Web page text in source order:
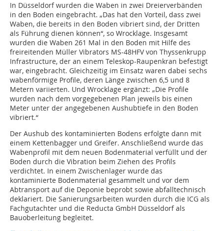
In Düsseldorf wurden die Waben in zwei Dreierverbänden
in den Boden eingebracht. „Das hat den Vorteil, dass zwei
Waben, die bereits in den Boden vibriert sind, der Dritten
als Führung dienen können“, so Wrocklage. Insgesamt
wurden die Waben 261 Mal in den Boden mit Hilfe des
freireitenden Müller Vibrators MS-48HFV von Thyssenkrupp
Infrastructure, der an einem Teleskop-Raupenkran befestigt
war, eingebracht. Gleichzeitig im Einsatz waren dabei sechs
wabenförmige Profile, deren Länge zwischen 6,5 und 8
Metern variierten. Und Wrocklage ergänzt: „Die Profile
wurden nach dem vorgegebenen Plan jeweils bis einen
Meter unter der angegebenen Aushubtiefe in den Boden
vibriert.“
Der Aushub des kontaminierten Bodens erfolgte dann mit
einem Kettenbagger und Greifer. Anschließend wurde das
Wabenprofil mit dem neuen Bodenmaterial verfüllt und der
Boden durch die Vibration beim Ziehen des Profils
verdichtet. In einem Zwischenlager wurde das
kontaminierte Bodenmaterial gesammelt und vor dem
Abtransport auf die Deponie beprobt sowie abfalltechnisch
deklariert. Die Sanierungsarbeiten wurden durch die ICG als
Fachgutachter und die Reducta GmbH Düsseldorf als
Bauoberleitung begleitet.